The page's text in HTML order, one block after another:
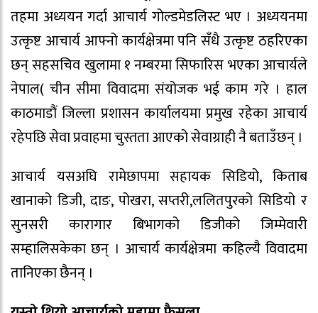
तहमा अध्ययन गर्दा आचार्य गोल्डमेडलिस्ट भए । अध्ययनमा
उत्कृष्ट आचार्य आफ्नो कार्यक्षेत्रमा पनि सँधै उत्कृष्ट ठहरिएका
छन् सहसचिव खुलामा १ नम्बरमा सिफारिस भएका आचार्यले
नेपाल( चीन सीमा विवादमा संयोजक भई काम गरे । हाल
काठमाडौं जिल्ला प्रशासन कार्यालयमा प्रमुख रहेका आचार्य
रहेपछि सेवा प्रवाहमा चुस्तता आएको सेवाग्राही नै बताउँछन् ।
आचार्य यसअघि रामेछापमा सहायक सिडियो, किताब
खानाको डिजी, दाङ, पोखरा, सप्तरी,ललितपुरको सिडियो र
सुनसरी कारागार बिभागको डिजीको जिम्मेवारी
सम्हालिसकेका छन् । आचार्य कार्यक्षेत्रमा कहिल्यै विवादमा
तानिएका छैनन् ।